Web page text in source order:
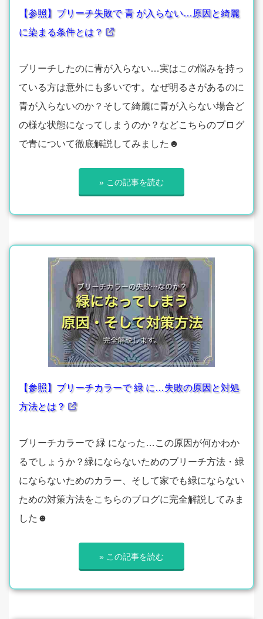
【参照】ブリーチ失敗で 青 が入らない…原因と綺麗
に染まる条件とは？
ブリーチしたのに青が入らない…実はこの悩みを持っ
ている方は意外にも多いです。なぜ明るさがあるのに
青が入らないのか？そして綺麗に青が入らない場合ど
の様な状態になってしまうのか？などこちらのブログ
で青について徹底解説してみました☻
» この記事を読む
【参照】ブリーチカラーで 緑 に…失敗の原因と対処
方法とは？
ブリーチカラーで 緑 になった…この原因が何かわか
るでしょうか？緑にならないためのブリーチ方法・緑
にならないためのカラー、そして家でも緑にならない
ための対策方法をこちらのブログに完全解説してみま
した☻
» この記事を読む